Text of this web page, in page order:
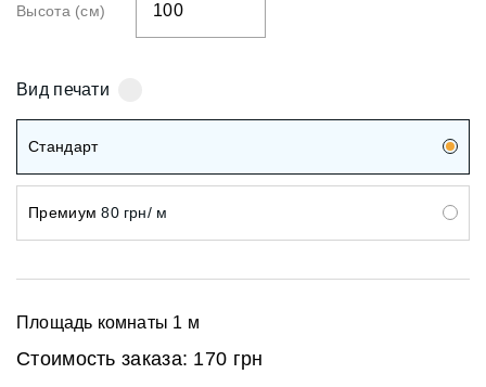
Высота (см)
Вид печати
Стандарт
Премиум 80 грн/ м
Площадь комнаты 1 м
Стоимость заказа: 170 грн